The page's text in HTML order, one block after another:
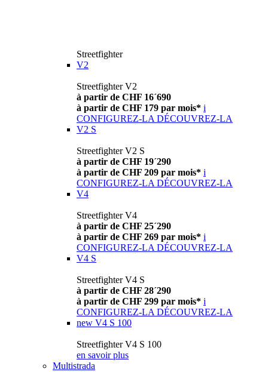
Streetfighter
V2
Streetfighter V2
à partir de CHF 16´690
à partir de CHF 179 par mois* i
CONFIGUREZ-LA DÉCOUVREZ-LA
V2 S
Streetfighter V2 S
à partir de CHF 19´290
à partir de CHF 209 par mois* i
CONFIGUREZ-LA DÉCOUVREZ-LA
V4
Streetfighter V4
à partir de CHF 25´290
à partir de CHF 269 par mois* i
CONFIGUREZ-LA DÉCOUVREZ-LA
V4 S
Streetfighter V4 S
à partir de CHF 28´290
à partir de CHF 299 par mois* i
CONFIGUREZ-LA DÉCOUVREZ-LA
new V4 S 100
Streetfighter V4 S 100
en savoir plus
Multistrada